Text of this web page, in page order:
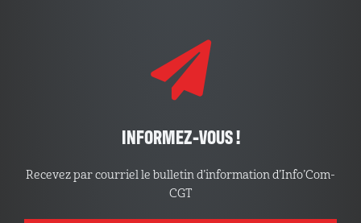
INFORMEZ-VOUS !
Recevez par courriel le bulletin d’information d’Info’Com-
CGT